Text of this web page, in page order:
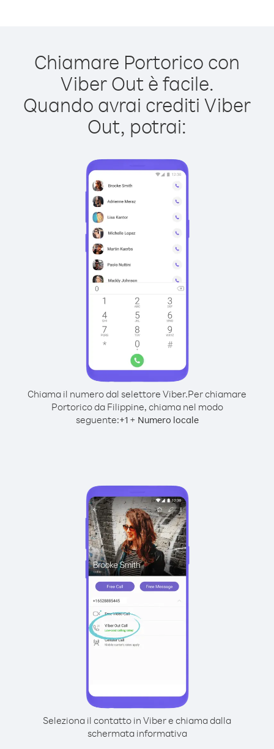
Chiamare Portorico con
Viber Out è facile.
Quando avrai crediti Viber
Out, potrai:
Chiama il numero dal selettore Viber.Per chiamare
Portorico da Filippine, chiama nel modo
seguente:+1+ Numero locale
Seleziona il contatto in Viber e chiama dalla
schermata informativa